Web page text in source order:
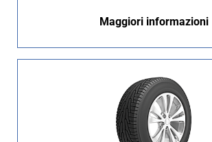
Maggiori informazioni